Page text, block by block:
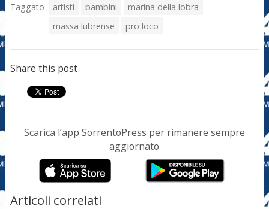
Taggato artisti bambini
marina della lobra
massa lubrense
pro loco
Share this post
Scarica l’app SorrentoPress per rimanere sempre
aggiornato
Articoli correlati